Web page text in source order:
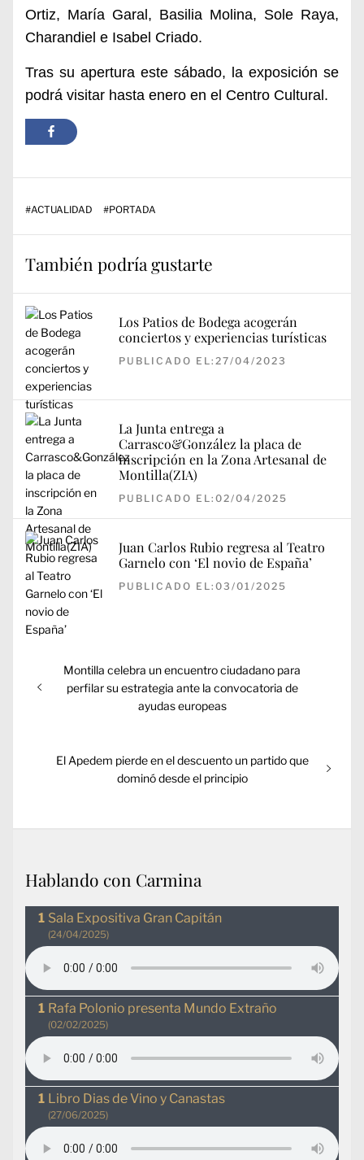
Ortiz, María Garal, Basilia Molina, Sole Raya,
Charandiel e Isabel Criado.
Tras su apertura este sábado, la exposición se
podrá visitar hasta enero en el Centro Cultural.
#ACTUALIDAD #PORTADA
También podría gustarte
Los Patios de Bodega acogerán
conciertos y experiencias turísticas
PUBLICADO EL:27/04/2023
La Junta entrega a
Carrasco&González la placa de
inscripción en la Zona Artesanal de
Montilla(ZIA)
PUBLICADO EL:02/04/2025
Juan Carlos Rubio regresa al Teatro
Garnelo con ‘El novio de España’
PUBLICADO EL:03/01/2025
Navegación
de
Entrada
anterior:
Montilla celebra un encuentro ciudadano para
perfilar su estrategia ante la convocatoria de
ayudas europeas
Entrada
El Apedem pierde en el descuento un partido que
dominó desde el principio
Hablando con Carmina
Sala Expositiva Gran Capitán
(24/04/2025)
Rafa Polonio presenta Mundo Extraño
(02/02/2025)
Libro Dias de Vino y Canastas
(27/06/2025)